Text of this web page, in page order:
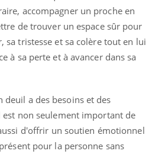
accompagner un proche en
de trouver un espace sûr pour
sa tristesse et sa colère tout en lui
à sa perte et à avancer dans sa
deuil a des besoins et des
est non seulement important de
d'offrir un soutien émotionnel
pour la personne sans